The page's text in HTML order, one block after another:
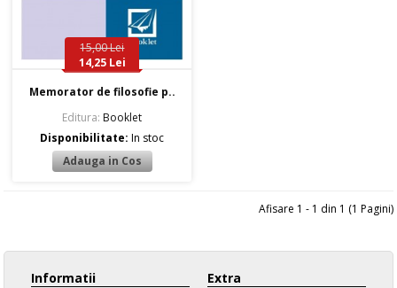
15,00 Lei
14,25 Lei
Memorator de filosofie p..
Editura: Booklet
Disponibilitate:In stoc
Afisare 1 - 1 din 1 (1 Pagini)
Informatii Extra